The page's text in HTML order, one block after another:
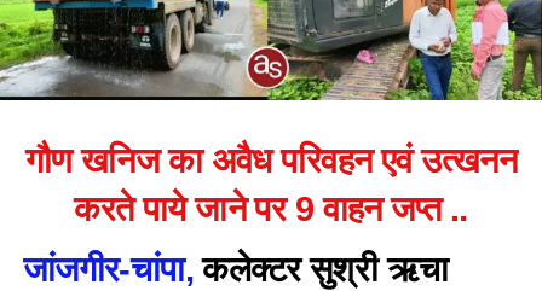
गौण खनिज का अवैध परिवहन एवं उत्खनन
करते पाये जाने पर 9 वाहन जप्त ..
जांजगीर-चांपा,कलेक्टर सुश्री ऋचा